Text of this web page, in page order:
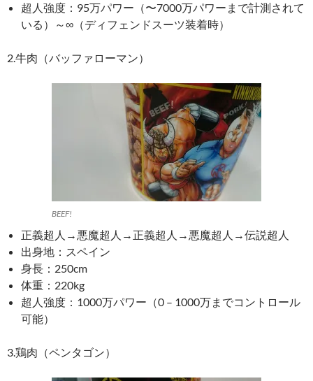
超人強度：95万パワー（〜7000万パワーまで計測されて
いる）～∞（ディフェンドスーツ装着時）
2.牛肉（バッファローマン）
BEEF!
正義超人→悪魔超人→正義超人→悪魔超人→伝説超人
出身地：スペイン
身長：250cm
体重：220kg
超人強度：1000万パワー （0 – 1000万までコントロール
可能）
3.鶏肉（ペンタゴン）